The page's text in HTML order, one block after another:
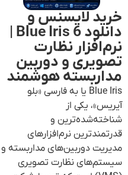
خرید لایسنس و
دانلود Blue Iris 6 |
نرم‌افزار نظارت
تصویری و دوربین
مداربسته هوشمند
Blue Iris یا به فارسی «بلو
آیریس»، یکی از
شناخته‌شده‌ترین و
قدرتمندترین نرم‌افزارهای
مدیریت دوربین‌های مداربسته و
سیستم‌های نظارت تصویری